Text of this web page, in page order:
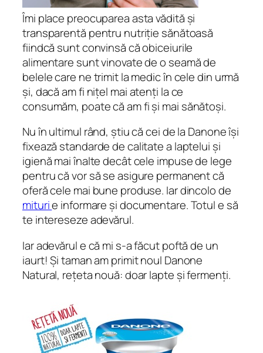
Îmi place preocuparea asta vădită și
transparentă pentru nutriție sănătoasă
fiindcă sunt convinsă că obiceiurile
alimentare sunt vinovate de o seamă de
belele care ne trimit la medic în cele din urmă
și, dacă am fi nițel mai atenți la ce
consumăm, poate că am fi și mai sănătoși.
Nu în ultimul rând, știu că cei de la Danone își
fixează standarde de calitate a laptelui și
igienă mai înalte decât cele impuse de lege
pentru că vor să se asigure permanent că
oferă cele mai bune produse. Iar dincolo de
miturie informare și documentare. Totul e să
te intereseze adevărul.
Iar adevărul e că mi s-a făcut poftă de un
iaurt! Și taman am primit noul Danone
Natural, rețeta nouă: doar lapte și fermenți.